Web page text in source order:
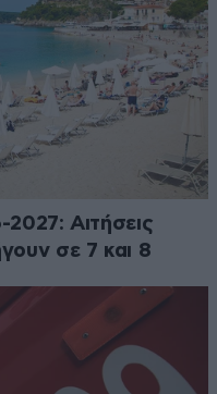
Αιτήσεις
σε 7 και 8